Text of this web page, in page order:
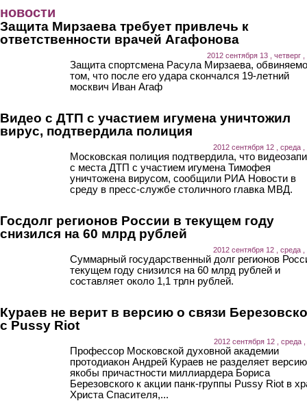
новости
Защита Мирзаева требует привлечь к
ответственности врачей Агафонова
2012 сентября 13 , четверг ,
Защита спортсмена Расула Мирзаева,
том, что после его удара скончался 19-летний
москвич Иван Агаф
Видео с ДТП с участием игумена уничтожил
вирус, подтвердила полиция
2012 сентября 12 , среда ,
Московская полиция подтвердила, что
с места ДТП с участием игумена Тимофея
уничтожена вирусом, сообщили РИА Новости в
среду в пресс-службе столичного главка МВД.
Госдолг регионов России в текущем году
снизился на 60 млрд рублей
2012 сентября 12 , среда ,
Суммарный государственный долг регионов
текущем году снизился на 60 млрд рублей и
составляет около 1,1 трлн рублей.
Кураев не верит в версию о связи
с Pussy Riot
2012 сентября 12 , среда ,
Профессор Московской духовной академии
протодиакон Андрей Кураев не разделяет
якобы причастности миллиардера Бориса
Березовского к акции панк-группы Pussy Riot в
Христа Спасителя,...